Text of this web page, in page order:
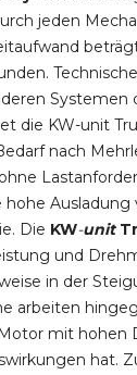
jeden
Systemen
die KW-unit
nach
Ausladung
Die KW-unit
und
in der
arbeiten
mit hohen
hat.